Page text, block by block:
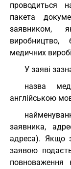
проводиться
пакета
заявником,
виробництво,
медичних
У заяві
назва
англійською
заявника,
адреса). Якщо
заявою
повноваження